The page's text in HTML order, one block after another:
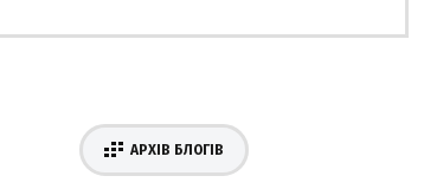
АРХІВ БЛОГІВ